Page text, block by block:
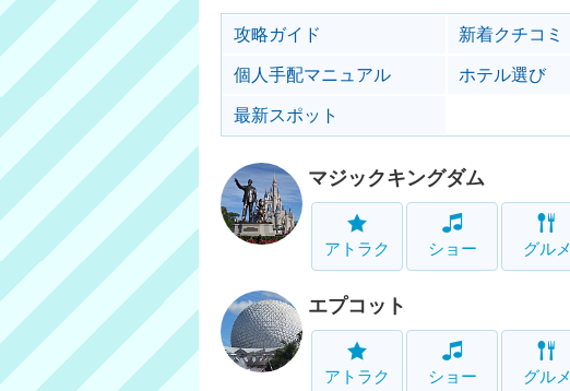
攻略ガイド 新着クチコミ
個人手配マニュアル
ホテル選び
最新スポット
マジックキングダム
アトラク ショー グルメ
エプコット
アトラク ショー グルメ